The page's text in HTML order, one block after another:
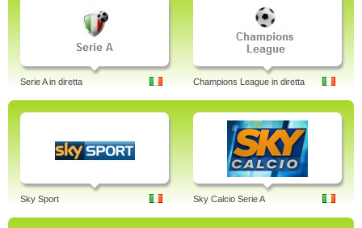
Serie A in diretta Champions League in diretta
Sky Sport Sky Calcio Serie A